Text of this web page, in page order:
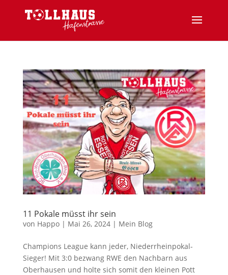
11 Pokale müsst ihr sein
von Happo| Mai 26, 2024| Mein Blog
Champions League kann jeder, Niederrheinpokal-
Sieger! Mit 3:0 bezwang RWE den Nachbarn aus
Oberhausen und holte sich somit den kleinen Pott